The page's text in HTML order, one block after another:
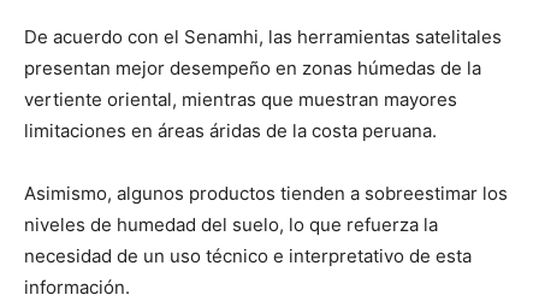
De acuerdo con el Senamhi, las herramientas satelitales
presentan mejor desempeño en zonas húmedas de la
vertiente oriental, mientras que muestran mayores
limitaciones en áreas áridas de la costa peruana.
Asimismo, algunos productos tienden a sobreestimar los
niveles de humedad del suelo, lo que refuerza la
necesidad de un uso técnico e interpretativo de esta
información.